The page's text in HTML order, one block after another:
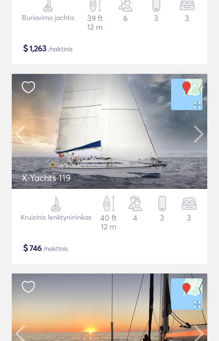
Buriavimo jachta
39 ft
12 m
6 3 3
$1,263 /naktinis
X-Yachts 119
Kruizinis lenktynininkas
40 ft
12 m
4 3 3
$746 /naktinis